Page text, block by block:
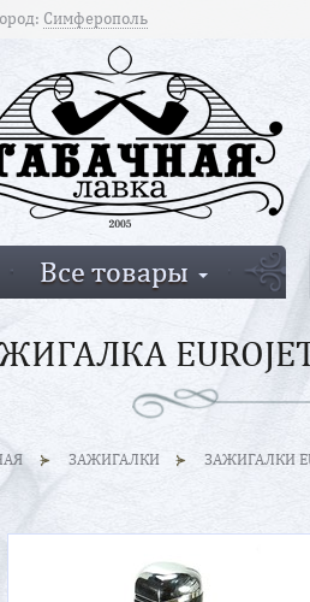
Симферополь
Все товары
ЗАЖИГАЛКИ ЗАЖИГАЛКИ